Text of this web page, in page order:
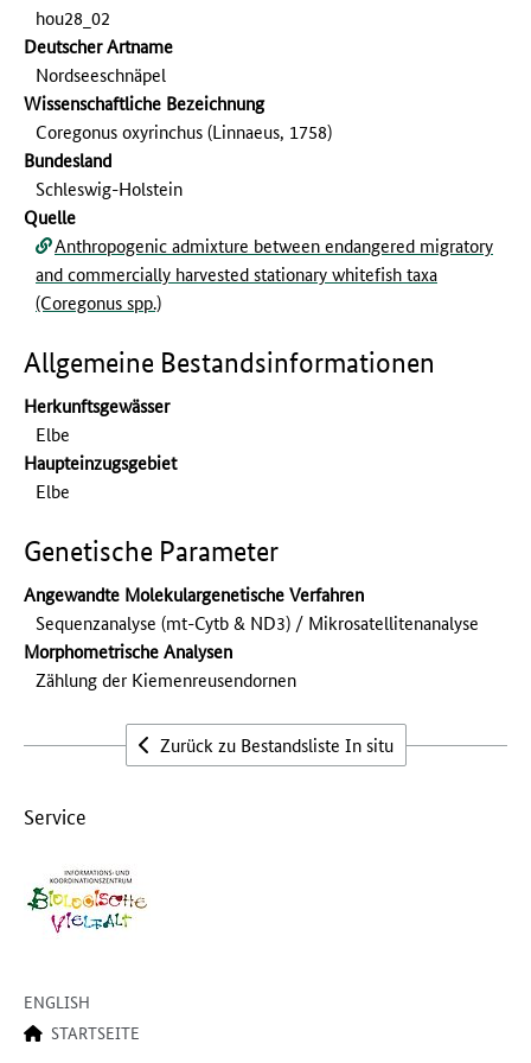
hou28_02
Deutscher Artname
Nordseeschnäpel
Wissenschaftliche Bezeichnung
Coregonus oxyrinchus (Linnaeus, 1758)
Bundesland
Schleswig-Holstein
Quelle
Anthropogenic admixture between endangered migratory
and commercially harvested stationary whitefish taxa
(Coregonus spp.)
Allgemeine Bestandsinformationen
Herkunftsgewässer
Elbe
Haupteinzugsgebiet
Elbe
Genetische Parameter
Angewandte Molekulargenetische Verfahren
Sequenzanalyse (mt-Cytb & ND3) / Mikrosatellitenanalyse
Morphometrische Analysen
Zählung der Kiemenreusendornen
Zurück zu Bestandsliste In situ
Service
ENGLISH
STARTSEITE